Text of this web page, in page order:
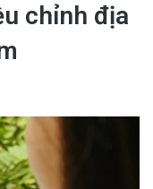
chỉnh địa